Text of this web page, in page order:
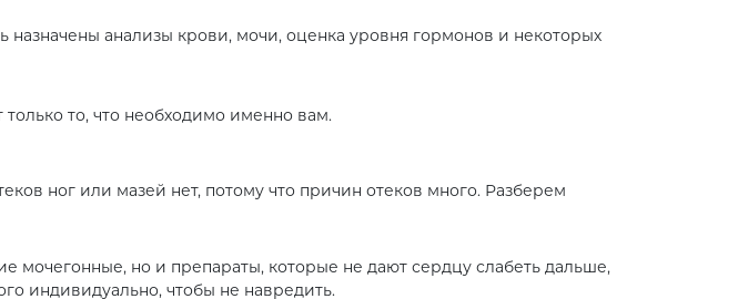
анализы крови, мочи, оценка уровня гормонов и некоторых
то, что необходимо именно вам.
ног или мазей нет, потому что причин отеков много. Разберем
мочегонные, но и препараты, которые не дают сердцу слабеть дальше,
индивидуально, чтобы не навредить.